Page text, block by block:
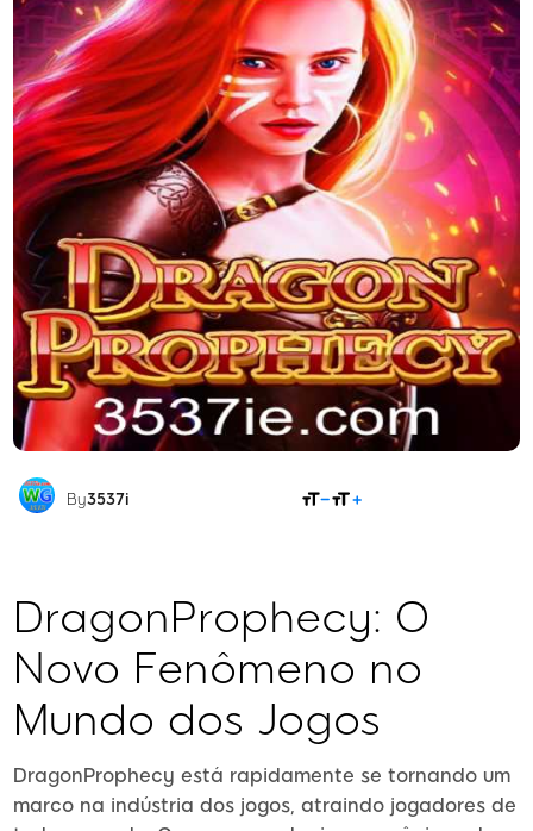
By3537i
DragonProphecy: O
Novo Fenômeno no
Mundo dos Jogos
DragonProphecy está rapidamente se tornando um
marco na indústria dos jogos, atraindo jogadores de